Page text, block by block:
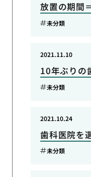
放置の期間
未分類
10年ぶりの
2021.11.10
未分類
歯科医院を
2021.10.24
未分類